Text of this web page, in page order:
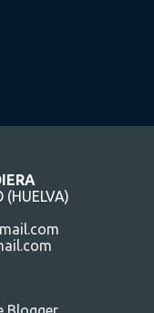
(HUELVA)